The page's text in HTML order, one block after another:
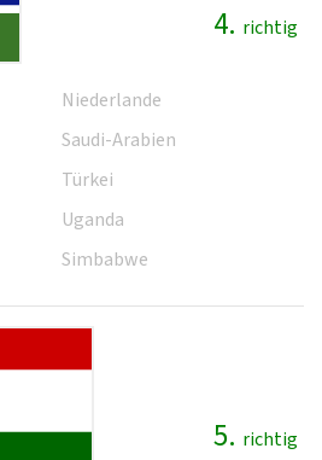
4. richtig
Niederlande
Saudi-Arabien
Türkei
Uganda
Simbabwe
5. richtig